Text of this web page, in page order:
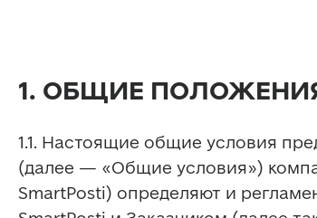
1. ОБЩИЕ
1.1. Настоящие общие условия
(далее — «Общие условия»)
SmartPosti) определяют и